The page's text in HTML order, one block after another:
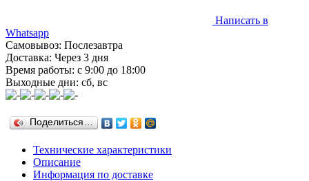
Написать в
Whatsapp
Самовывоз: Послезавтра
Доставка: Через 3 дня
Время работы: с 9:00 до 18:00
Выходные дни: сб, вс
Поделиться…
Технические характеристики
Описание
Информация по доставке